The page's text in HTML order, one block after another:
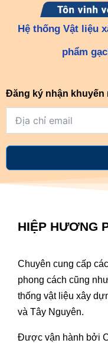
Hệ thống Vật liệu
phẩm
Đăng ký nhận khuyến
HIỆP HƯƠNG
Chuyên cung cấp
phong cách cũng
thống vật liệu xây
và Tây Nguyên.
Được vận hành bởi